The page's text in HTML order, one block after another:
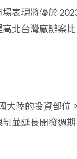
表現將優於
北台灣廠辦案比
大陸的投資部位
並延長開發週